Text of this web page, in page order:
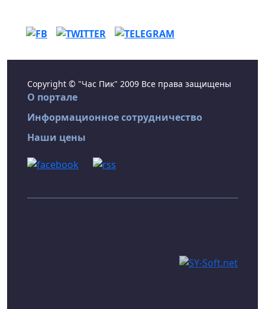
Copyright © "Час Пик" 2009 Все права защищены
О портале
Информационное сотрудничество
Наши цены